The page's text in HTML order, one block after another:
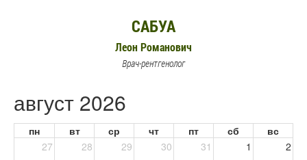
САБУА
Леон Романович
Врач-рентгенолог
август 2026
пн вт ср чт пт сб
вс
27
28 29 30 31 1 2